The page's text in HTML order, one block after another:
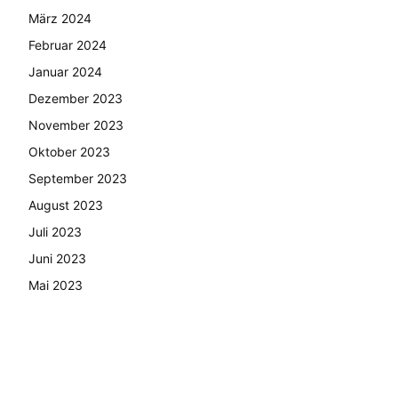
März 2024
Februar 2024
Januar 2024
Dezember 2023
November 2023
Oktober 2023
September 2023
August 2023
Juli 2023
Juni 2023
Mai 2023